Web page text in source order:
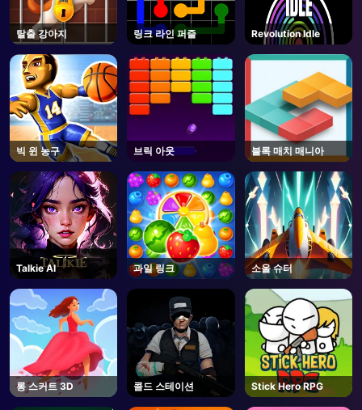
탈출 강아지 링크 라인 퍼즐 Revolution Idle
빅 윈 농구 브릭 아웃 블록 매치 매니아
Talkie AI 과일 링크 소울 슈터
롱 스커트 3D 콜드 스테이션 Stick Hero RPG